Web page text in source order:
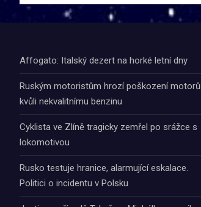
Affogato: Italský dezert na horké letní dny
Ruským motoristům hrozí poškození motorů
kvůli nekvalitnímu benzinu
Cyklista ve Zlíně tragicky zemřel po srážce s
lokomotivou
Rusko testuje hranice, alarmující eskalace.
Politici o incidentu v Polsku